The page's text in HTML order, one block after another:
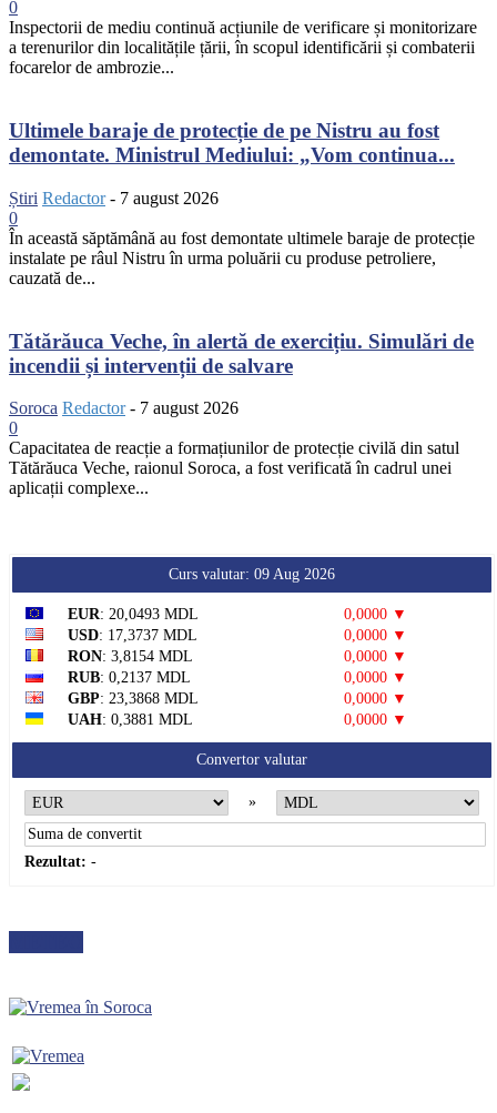
0
Inspectorii de mediu continuă acțiunile de verificare și monitorizare
a terenurilor din localitățile țării, în scopul identificării și combaterii
focarelor de ambrozie...
Ultimele baraje de protecție de pe Nistru au fost
demontate. Ministrul Mediului: „Vom continua...
Știri Redactor - 7 august 2026
0
În această săptămână au fost demontate ultimele baraje de protecție
instalate pe râul Nistru în urma poluării cu produse petroliere,
cauzată de...
Tătărăuca Veche, în alertă de exercițiu. Simulări de
incendii și intervenții de salvare
Soroca Redactor - 7 august 2026
0
Capacitatea de reacție a formațiunilor de protecție civilă din satul
Tătărăuca Veche, raionul Soroca, a fost verificată în cadrul unei
aplicații complexe...
Curs valutar: 09 Aug 2026
EUR: 20,0493 MDL
0,0000 ▼
USD: 17,3737 MDL
0,0000 ▼
RON: 3,8154 MDL
0,0000 ▼
RUB: 0,2137 MDL
0,0000 ▼
GBP: 23,3868 MDL
0,0000 ▼
UAH: 0,3881 MDL 0,0000 ▼
Convertor valutar
»
Rezultat: -